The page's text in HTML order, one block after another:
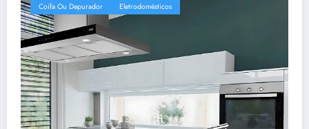
Coifa Ou Depurador Eletrodomésticos